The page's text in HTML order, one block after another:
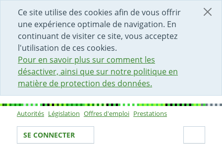
Ce site utilise des cookies afin de vous offrir
une expérience optimale de navigation. En
continuant de visiter ce site, vous acceptez
l'utilisation de ces cookies.
Pour en savoir plus sur comment les
désactiver, ainsi que sur notre politique en
matière de protection des données.
DÉBUT DU CONTENU DE LA PAGE
ACCÈS AU CHAMP DE RECHERCHE
PAGE D'ACCUEIL
FORMULAIRE DE CONTACT
Sous-navigation
Autorités Législation Offres d'emploi Prestations
Votre identité
SE CONNECTER